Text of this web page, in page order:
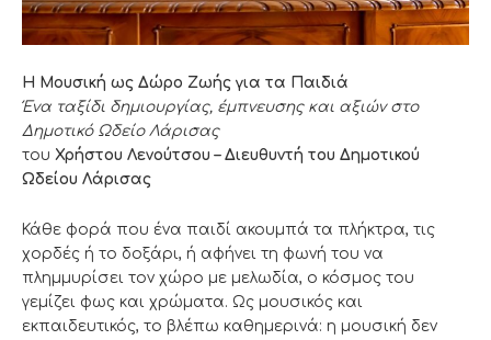
Η Μουσική ως Δώρο Ζωής για τα Παιδιά
Ένα ταξίδι δημιουργίας, έμπνευσης και αξιών στο
Δημοτικό Ωδείο Λάρισας
του Χρήστου Λενούτσου – Διευθυντή του Δημοτικού
Ωδείου Λάρισας
Κάθε φορά που ένα παιδί ακουμπά τα πλήκτρα, τις
χορδές ή το δοξάρι, ή αφήνει τη φωνή του να
πλημμυρίσει τον χώρο με μελωδία, ο κόσμος του
γεμίζει φως και χρώματα. Ως μουσικός και
εκπαιδευτικός, το βλέπω καθημερινά: η μουσική δεν